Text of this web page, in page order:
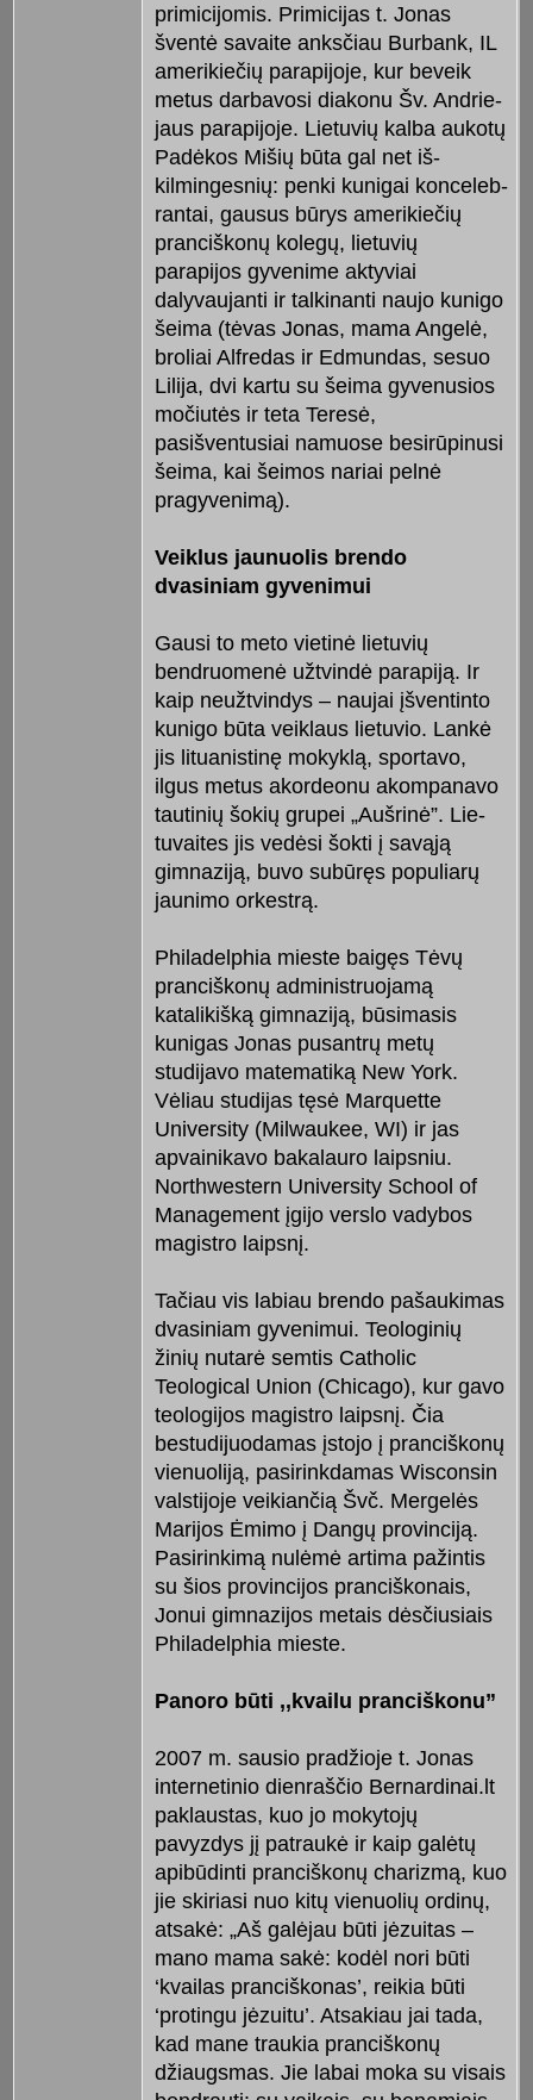
primicijomis. Primicijas t. Jonas
šventė savaite anksčiau Burbank, IL
amerikiečių parapijoje, kur beveik
me­tus darbavosi diakonu Šv. Andrie­
jaus parapijoje. Lietuvių kal­ba auko­tų
Padėkos Mišių būta gal net iš­
kilmingesnių: penki kunigai konceleb­
ran­tai, gausus būrys amerikiečių
pran­ciškonų kolegų, lietuvių
parapijos gyvenime aktyviai
dalyvaujanti ir talkinanti naujo kunigo
šeima (tėvas Jonas, mama Angelė,
broliai Alfredas ir Edmundas, sesuo
Lilija, dvi kartu su šeima gyvenusios
mo­čiu­tės ir teta Teresė,
pasišventusiai namuose besirūpinusi
šeima, kai šei­mos nariai pelnė
pragyvenimą).
Veiklus jaunuolis brendo
dvasiniam gyvenimui
Ga­u­si to meto vietinė lietuvių
bendruo­me­nė užtvindė parapiją. Ir
kaip ne­užtvindys – naujai įšventinto
kunigo būta veiklaus lietuvio. Lan­kė
jis lituanistinę mokyklą, spor­tavo,
ilgus metus akordeonu akompa­navo
tautinių šokių grupei „Aušri­nė”. Lie­
tuvaites jis vedėsi šokti į sa­vąją
gimnaziją, buvo subūręs populiarų
jaunimo orkestrą.
Philadelphia mieste baigęs Tėvų
pranciškonų administruojamą
katalikišką gimnaziją, būsimasis
kunigas Jonas pusantrų metų
studijavo mate­matiką New York.
Vėliau studijas tę­sė Marquette
University (Milwau­kee, WI) ir jas
apvainikavo bakalauro laipsniu.
Northwestern University School of
Management įgijo verslo vadybos
magistro laipsnį.
Tačiau vis labiau brendo pašau­ki­mas
dvasiniam gyvenimui. Teolo­gi­nių
žinių nutarė semtis Catholic
Teological Union (Chicago), kur gavo
teologijos magistro laipsnį. Čia
bestu­dijuodamas įstojo į pranciškonų
vie­nuoliją, pasirinkdamas Wisconsin
valstijoje veikiančią Švč. Mergelės
Ma­rijos Ėmimo į Dangų provinciją.
Pa­sirinkimą nulėmė artima pažintis
su šios provincijos pranciškonais,
Jonui gimnazijos metais dėsčiusiais
Phila­delphia mieste.
Panoro būti ,,kvailu pranciškonu”
2007 m. sausio pradžioje t. Jo­nas
internetinio dienraščio Bernardinai.lt
paklaustas, kuo jo mokytojų
pavyzdys jį patraukė ir kaip galėtų
apibūdinti pranciš­konų charizmą, kuo
jie skiriasi nuo kitų vienuolių ordinų,
atsakė: „Aš ga­lėjau būti jėzuitas –
mano mama sakė: kodėl nori būti
‘kvailas pranciško­nas’, reikia būti
‘protingu jėzui­tu’. Atsakiau jai tada,
kad mane traukia pranciškonų
džiaugsmas. Jie labai moka su visais